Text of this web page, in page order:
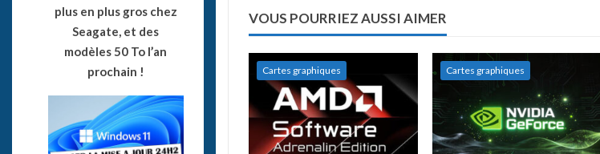
VOUS POURRIEZ AUSSI AIMER
Cartes graphiques Cartes graphiques
plus en plus gros chez
Seagate, et des
modèles 50 To l’an
prochain !